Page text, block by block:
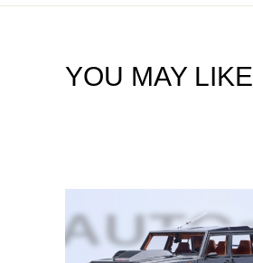
YOU MAY LIKE